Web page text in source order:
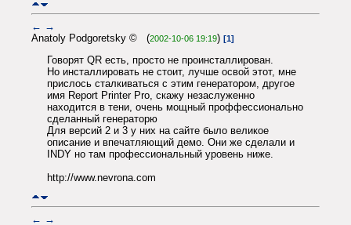
← →
Anatoly Podgoretsky © (2002-10-06 19:19) [1]
Говорят QR есть, просто не проинсталлирован.
Но инсталлировать не стоит, лучше освой этот, мне
прислось сталкиваться с этим генератором, другое
имя Report Printer Pro, скажу незаслуженно
находится в тени, очень мощный проффессионально
сделанный генераторю
Для версий 2 и 3 у них на сайте было великое
описание и впечатляющий демо. Они же сделали и
INDY но там профессиональный уровень ниже.
http://www.nevrona.com
← →